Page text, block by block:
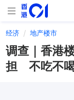
经济 地产楼市
调查｜香港
担 不吃不